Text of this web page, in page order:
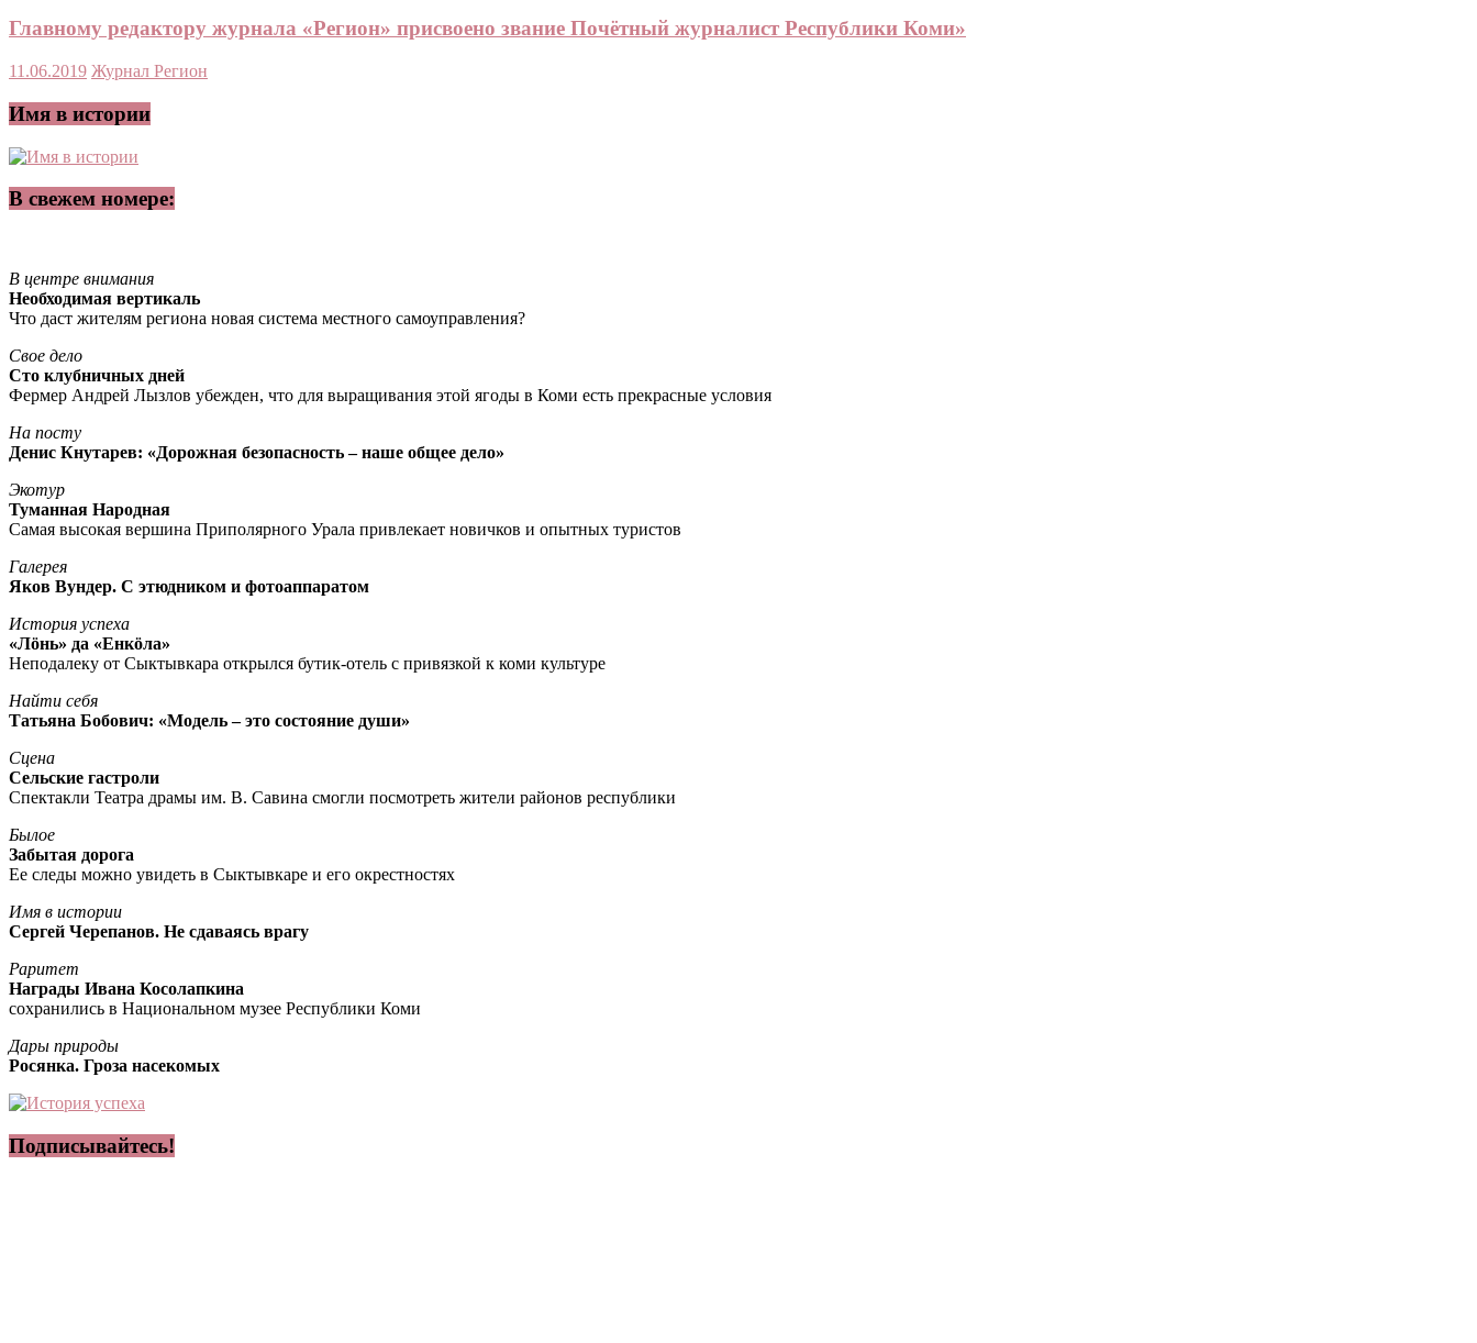
Главному редактору журнала «Регион» присвоено звание Почётный журналист Республики Коми»
11.06.2019 Журнал Регион
Имя в истории
В свежем номере:
В центре внимания
Необходимая вертикаль
Что даст жителям региона новая система местного самоуправления?
Свое дело
Сто клубничных дней
Фермер Андрей Лызлов убежден, что для выращивания этой ягоды в Коми есть прекрасные условия
На посту
Денис Кнутарев: «Дорожная безопасность – наше общее дело»
Экотур
Туманная Народная
Самая высокая вершина Приполярного Урала привлекает новичков и опытных туристов
Галерея
Яков Вундер. С этюдником и фотоаппаратом
История успеха
«Лöнь» да «Енкöла»
Неподалеку от Сыктывкара открылся бутик-отель с привязкой к коми культуре
Найти себя
Татьяна Бобович: «Модель – это состояние души»
Сцена
Сельские гастроли
Спектакли Театра драмы им. В. Савина смогли посмотреть жители районов республики
Былое
Забытая дорога
Ее следы можно увидеть в Сыктывкаре и его окрестностях
Имя в истории
Сергей Черепанов. Не сдаваясь врагу
Раритет
Награды Ивана Косолапкина
сохранились в Национальном музее Республики Коми
Дары природы
Росянка. Гроза насекомых
Подписывайтесь!